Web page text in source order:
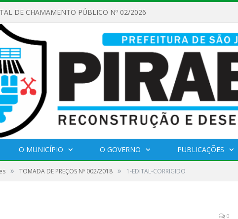
DE CHAMAMENTO PÚBLICO Nº 02/2026
O MUNICÍPIO O GOVERNO PUBLICAÇÕES
» TOMADA DE PREÇOS Nº 002/2018 » 1-EDITAL-CORRIGIDO
0